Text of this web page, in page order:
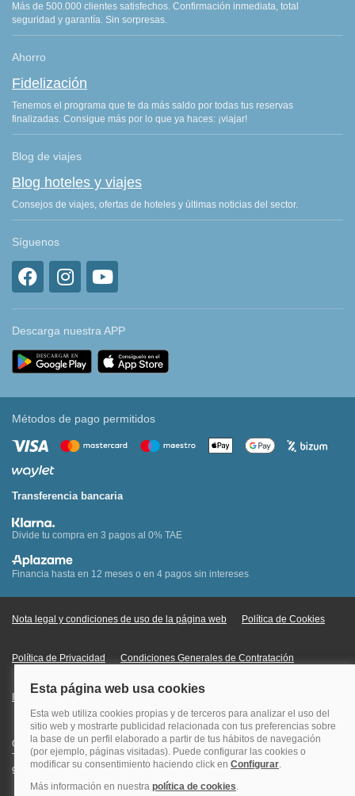
Más de 500.000 clientes satisfechos. Confirmación inmediata, total
seguridad y garantía. Sin sorpresas.
Ahorro
Fidelización
Tenemos el programa que te da más saldo por todas tus reservas
finalizadas. Consigue más por lo que ya haces: ¡viajar!
Blog de viajes
Blog hoteles y viajes
Consejos de viajes, ofertas de hoteles y últimas noticias del sector.
Síguenos
Descarga nuestra APP
Métodos de pago permitidos
Transferencia bancaria
Divide tu compra en 3 pagos al 0% TAE
Financia hasta en 12 meses o en 4 pagos sin intereses
Nota legal y condiciones de uso de la página web Política de Cookies
Política de Privacidad Condiciones Generales de Contratación
Información Legal sobre Mercados en Línea
Quehoteles.com - Especialistas en hoteles © Copyright Veturis Travel S.A.
Todos los derechos reservados. Autorización nº I-AV0000879.4 Tel: +34
915759999